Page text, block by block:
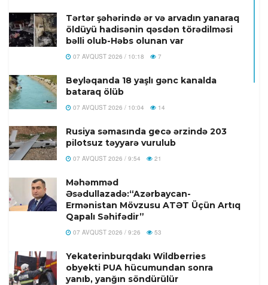
Tərtər şəhərində ər və arvadın yanaraq
öldüyü hadisənin qəsdən törədilməsi
bəlli olub-Həbs olunan var
07 AVQUST 2026 / 10:18 7
Beyləqanda 18 yaşlı gənc kanalda
bataraq ölüb
07 AVQUST 2026 / 10:04 14
Rusiya səmasında gecə ərzində 203
pilotsuz təyyarə vurulub
07 AVQUST 2026 / 9:54 21
Məhəmməd
Əsədullazadə:“Azərbaycan-
Ermənistan Mövzusu ATƏT Üçün Artıq
Qapalı Səhifədir”
07 AVQUST 2026 / 9:26 53
Yekaterinburqdakı Wildberries
obyekti PUA hücumundan sonra
yanıb, yanğın söndürülür